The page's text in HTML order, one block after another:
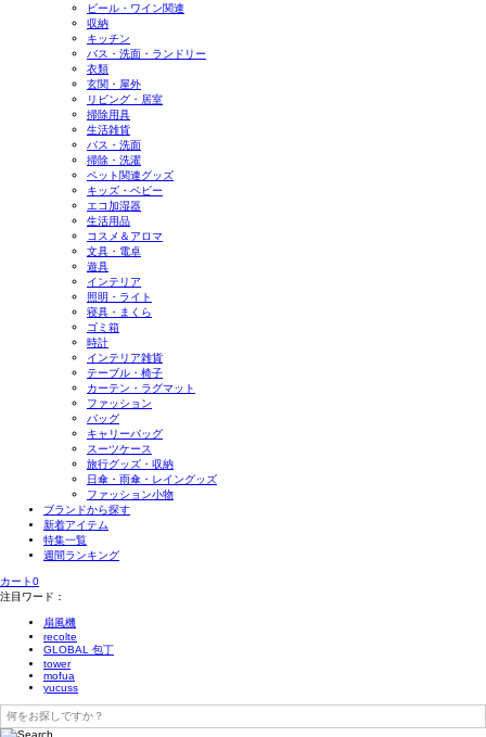
ビール・ワイン関連
収納
キッチン
バス・洗面・ランドリー
衣類
玄関・屋外
リビング・居室
掃除用具
生活雑貨
バス・洗面
掃除・洗濯
ペット関連グッズ
キッズ・ベビー
エコ加湿器
生活用品
コスメ＆アロマ
文具・電卓
遊具
インテリア
照明・ライト
寝具・まくら
ゴミ箱
時計
インテリア雑貨
テーブル・椅子
カーテン・ラグマット
ファッション
バッグ
キャリーバッグ
スーツケース
旅行グッズ・収納
日傘・雨傘・レイングッズ
ファッション小物
ブランドから探す
新着アイテム
特集一覧
週間ランキング
カート0
注目ワード：
扇風機
recolte
GLOBAL 包丁
tower
mofua
yucuss